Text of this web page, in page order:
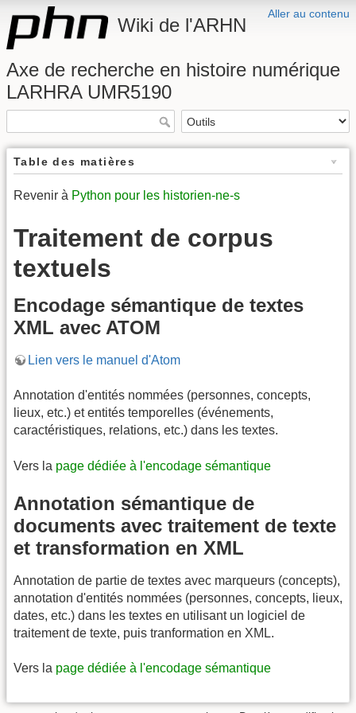
Aller au contenu
Wiki de l'ARHN
Axe de recherche en histoire numérique
LARHRA UMR5190
Table des matières
Revenir à Python pour les historien-ne-s
Traitement de corpus
textuels
Encodage sémantique de textes
XML avec ATOM
Lien vers le manuel d'Atom
Annotation d'entités nommées (personnes, concepts,
lieux, etc.) et entités temporelles (événements,
caractéristiques, relations, etc.) dans les textes.
Vers la page dédiée à l'encodage sémantique
Annotation sémantique de
documents avec traitement de texte
et transformation en XML
Annotation de partie de textes avec marqueurs (concepts),
annotation d'entités nommées (personnes, concepts, lieux,
dates, etc.) dans les textes en utilisant un logiciel de
traitement de texte, puis tranformation en XML.
Vers la page dédiée à l'encodage sémantique